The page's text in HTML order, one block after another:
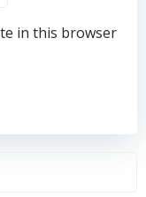
in this browser